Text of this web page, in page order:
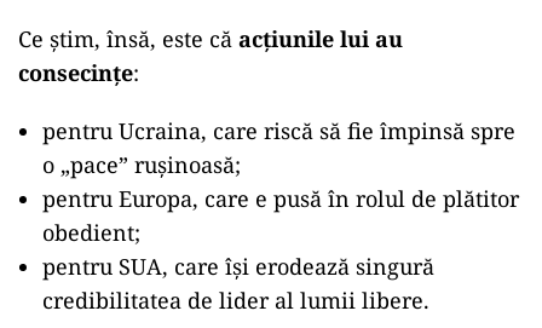
Ce știm, însă, este că acțiunile lui au
consecințe:
pentru Ucraina, care riscă să fie împinsă spre
o „pace” rușinoasă;
pentru Europa, care e pusă în rolul de plătitor
obedient;
pentru SUA, care își erodează singură
credibilitatea de lider al lumii libere.